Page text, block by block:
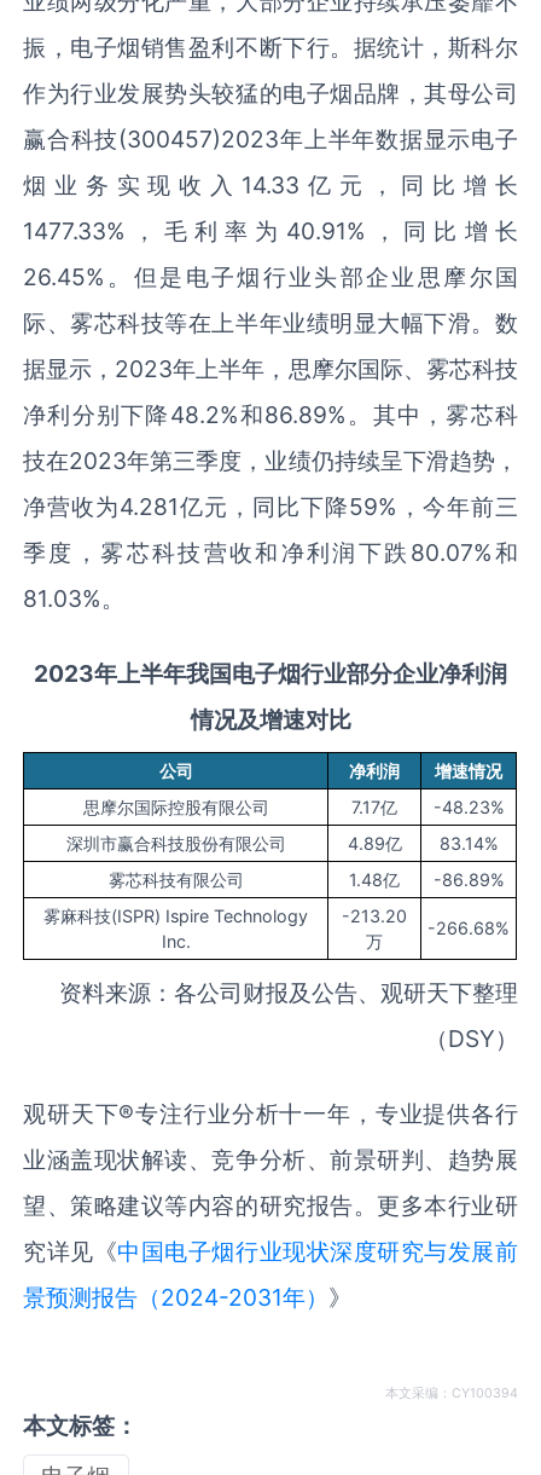
振，电子烟销售盈利不断下行。据统计，斯科尔
作为行业发展势头较猛的电子烟品牌，其母公司
赢合科技(300457)2023年上半年数据显示电子
烟业务实现收入14.33亿元，同比增长
1477.33%，毛利率为40.91%，同比增长
26.45%。但是电子烟行业头部企业思摩尔国
际、雾芯科技等在上半年业绩明显大幅下滑。数
据显示，2023年上半年，思摩尔国际、雾芯科技
净利分别下降48.2%和86.89%。其中，雾芯科
技在2023年第三季度，业绩仍持续呈下滑趋势，
净营收为4.281亿元，同比下降59%，今年前三
季度，雾芯科技营收和净利润下跌80.07%和
81.03%。
2023年上半年我国电子烟行业部分企业净利润
情况及增速对比
公司 净利润
增速情况
思摩尔国际控股有限公司
7.17亿
-48.23%
深圳市赢合科技股份有限公司
4.89亿
83.14%
雾芯科技有限公司
1.48亿
-86.89%
雾麻科技(ISPR) Ispire Technology
Inc.
-213.20
万
-266.68%
资料来源：各公司财报及公告、观研天下整理
（DSY）
观研天下®专注行业分析十一年，专业提供各行
业涵盖现状解读、竞争分析、前景研判、趋势展
望、策略建议等内容的研究报告。更多本行业研
究详见《中国电子烟行业现状深度研究与发展前
景预测报告（2024-2031年） 》
本文采编：CY100394
本文标签：